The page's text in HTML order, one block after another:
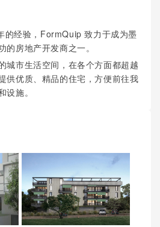
的经验，FormQuip 致力于成为墨
的房地产开发商之一。
城市生活空间，在各个方面都超越
供优质、精品的住宅，方便前往我
设施。